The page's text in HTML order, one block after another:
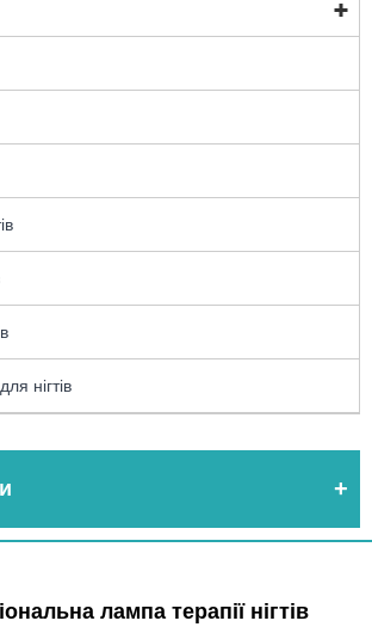
нігтів
лампа терапії нігтів